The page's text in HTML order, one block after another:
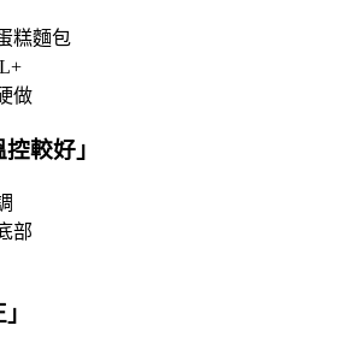
糕麵包
做
控較好 」
部
」